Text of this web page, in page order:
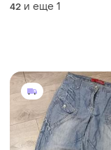
42 и еще 1